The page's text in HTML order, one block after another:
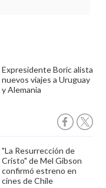
Expresidente Boric alista
nuevos viajes a Uruguay
y Alemania
"La Resurrección de
Cristo" de Mel Gibson
confirmó estreno en
cines de Chile